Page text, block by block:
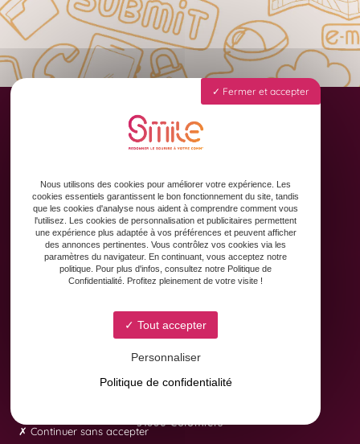
Animation des réseaux sociaux
Formation & Accompagnement
Graphisme & Design
Copywriting
Contact
31880 Colomiers
Fermer et accepter
Nous utilisons des cookies pour améliorer votre expérience. Les
cookies essentiels garantissent le bon fonctionnement du site, tandis
que les cookies d'analyse nous aident à comprendre comment vous
l'utilisez. Les cookies de personnalisation et publicitaires permettent
une expérience plus adaptée à vos préférences et peuvent afficher
des annonces pertinentes. Vous contrôlez vos cookies via les
paramètres du navigateur. En continuant, vous acceptez notre
politique. Pour plus d'infos, consultez notre Politique de
Confidentialité. Profitez pleinement de votre visite !
Tout accepter
Personnaliser
Politique de confidentialité
Continuer sans accepter